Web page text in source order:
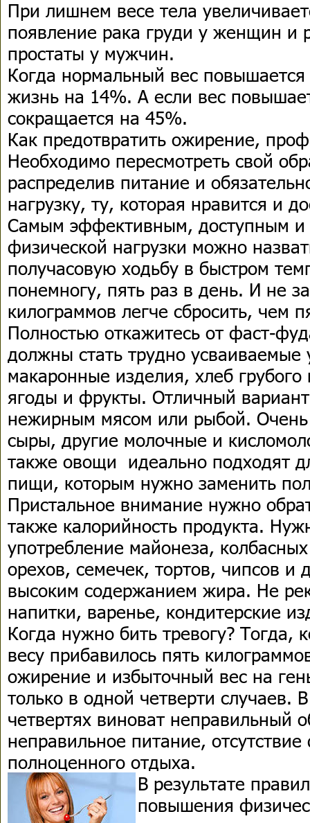
При лишнем весе тела
появление рака груди у женщин и
простаты у мужчин.
Когда нормальный вес
жизнь на 14%. А если вес
сокращается на 45%.
Как предотвратить ожирение,
Необходимо пересмотреть свой
распределив питание и
нагрузку, ту, которая нравится и
Самым эффективным, доступным и
физической нагрузки можно
получасовую ходьбу в быстром
понемногу, пять раз в день. И не
килограммов легче сбросить, чем
Полностью откажитесь от фаст-
должны стать трудно
макаронные изделия, хлеб
ягоды и фрукты. Отличный
нежирным мясом или рыбой.
сыры, другие молочные и
также овощи идеально подходят
пищи, которым нужно заменить
Пристальное внимание нужно
также калорийность продукта.
употребление майонеза,
орехов, семечек, тортов, чипсов и
высоким содержанием жира. Не
напитки, варенье, кондитерские
Когда нужно бить тревогу? Тогда,
весу прибавилось пять
ожирение и избыточный вес на
только в одной четверти случаев.
четвертях виноват неправильный
неправильное питание,
полноценного отдыха.
В результате
повышения